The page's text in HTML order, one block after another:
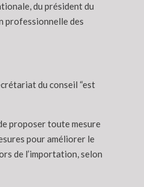
du président du
professionnelle des
du conseil “est
proposer toute mesure
pour améliorer le
de l’importation, selon